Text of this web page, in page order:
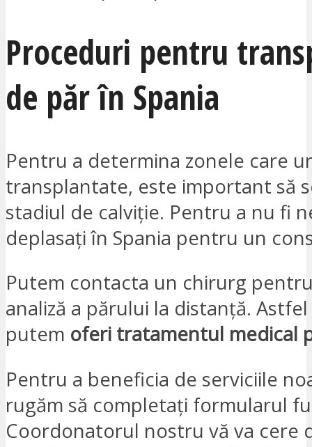
Proceduri pentru
de păr în Spania
Pentru a determina zonele care
transplantate, este important să
stadiul de calviție. Pentru a nu fi
deplasați în Spania pentru un
Putem contacta un chirurg
analiză a părului la distanță.
putem oferi tratamentul medical
Pentru a beneficia de serviciile
rugăm să completați formularul
Coordonatorul nostru vă va cere